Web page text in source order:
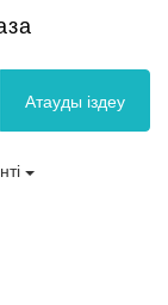
Атауды іздеу